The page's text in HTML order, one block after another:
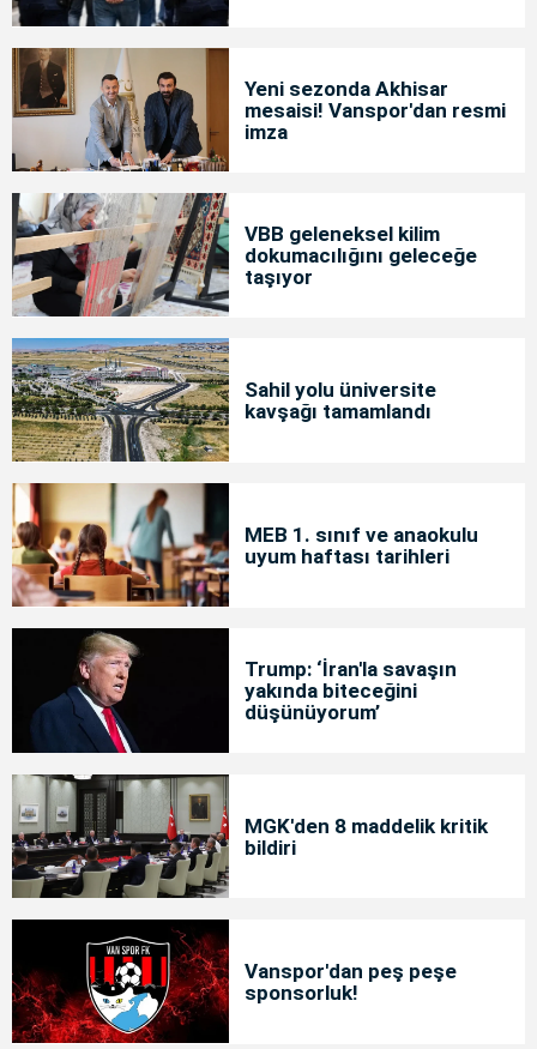
Yeni sezonda Akhisar
mesaisi! Vanspor'dan resmi
imza
VBB geleneksel kilim
dokumacılığını geleceğe
taşıyor
Sahil yolu üniversite
kavşağı tamamlandı
MEB 1. sınıf ve anaokulu
uyum haftası tarihleri
Trump: ‘İran'la savaşın
yakında biteceğini
düşünüyorum’
MGK'den 8 maddelik kritik
bildiri
Vanspor'dan peş peşe
sponsorluk!